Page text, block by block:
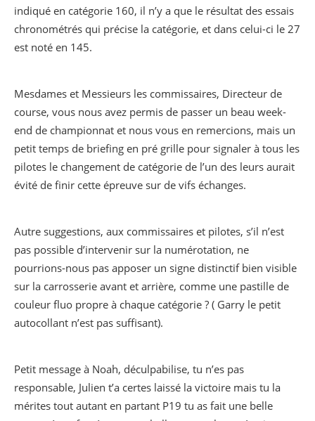
indiqué en catégorie 160, il n’y a que le résultat des essais
chronométrés qui précise la catégorie, et dans celui-ci le 27
est noté en 145.
Mesdames et Messieurs les commissaires, Directeur de
course, vous nous avez permis de passer un beau week-
end de championnat et nous vous en remercions, mais un
petit temps de briefing en pré grille pour signaler à tous les
pilotes le changement de catégorie de l’un des leurs aurait
évité de finir cette épreuve sur de vifs échanges.
Autre suggestions, aux commissaires et pilotes, s’il n’est
pas possible d’intervenir sur la numérotation, ne
pourrions-nous pas apposer un signe distinctif bien visible
sur la carrosserie avant et arrière, comme une pastille de
couleur fluo propre à chaque catégorie ? ( Garry le petit
autocollant n’est pas suffisant).
Petit message à Noah, déculpabilise, tu n’es pas
responsable, Julien t’a certes laissé la victoire mais tu la
mérites tout autant en partant P19 tu as fait une belle